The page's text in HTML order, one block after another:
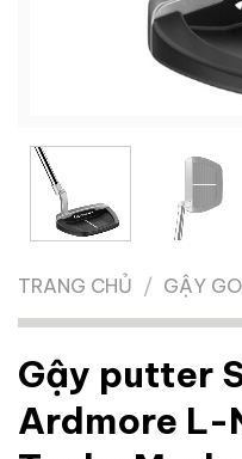
TRANG CHỦ / GẬY
Gậy putter
Ardmore L-